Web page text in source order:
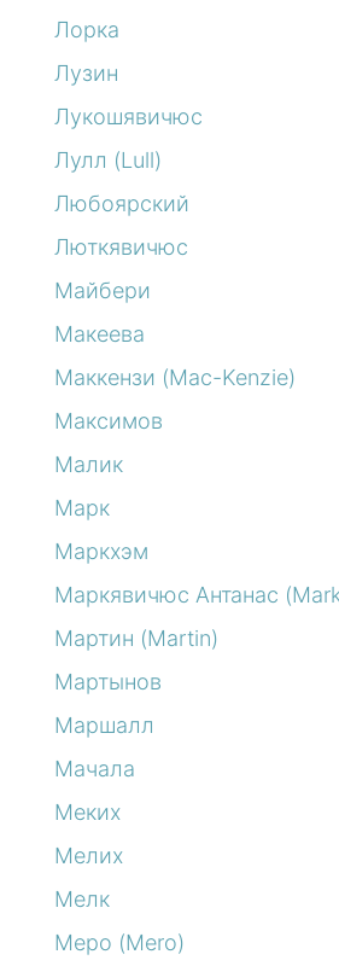
Лорка
Лузин
Лукошявичюс
Лулл (Lull)
Любоярский
Люткявичюс
Майбери
Макеева
Маккензи (Mac-Kenzie)
Максимов
Малик
Марк
Маркхэм
Маркявичюс Антанас
Мартин (Martin)
Мартынов
Маршалл
Мачала
Меких
Мелих
Мелк
Меро (Mero)